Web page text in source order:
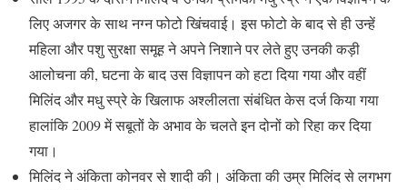
लिए अजगर के साथ नग्न फोटो खिंचवाई। इस फोटो के बाद से ही उन्हें
महिला और पशु सुरक्षा समूह ने अपने निशाने पर लेते हुए उनकी कड़ी
आलोचना की, घटना के बाद उस विज्ञापन को हटा दिया गया और वहीं
मिलिंद और मधु स्प्रे के खिलाफ अश्लीलता संबंधित केस दर्ज किया गया
हालांकि 2009 में सबूतों के अभाव के चलते इन दोनों को रिहा कर दिया
गया।
मिलिंद ने अंकिता कोनवर से शादी की। अंकिता की उम्र मिलिंद से लगभग